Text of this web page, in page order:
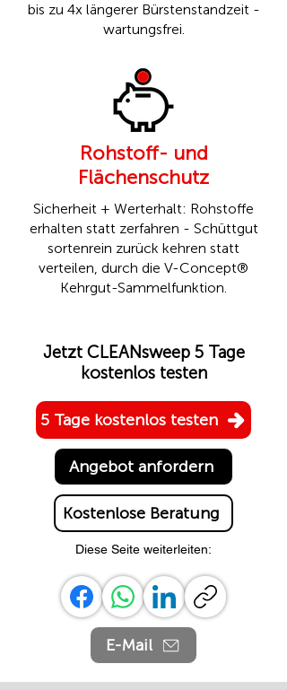
bis zu 4x längerer Bürstenstandzeit -
wartungsfrei.
Rohstoff- und
Flächenschutz
Sicherheit + Werterhalt: Rohstoffe
erhalten statt zerfahren - Schüttgut
sortenrein zurück kehren statt
verteilen, durch die V-Concept®
Kehrgut-Sammelfunktion.
Jetzt CLEANsweep 5 Tage
kostenlos testen
5 Tage kostenlos testen
Angebot anfordern
Kostenlose Beratung
Diese Seite weiterleiten:
E-Mail